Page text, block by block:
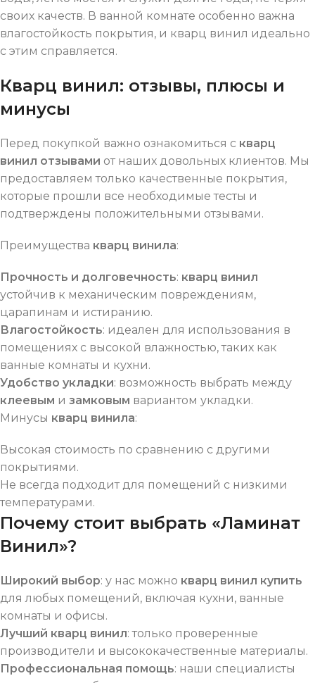
своих качеств. В ванной комнате особенно важна
влагостойкость покрытия, и кварц винил идеально
с этим справляется.
Кварц винил: отзывы, плюсы и
минусы
Перед покупкой важно ознакомиться с кварц
винил отзывами от наших довольных клиентов. Мы
предоставляем только качественные покрытия,
которые прошли все необходимые тесты и
подтверждены положительными отзывами.
Преимущества кварц винила:
Прочность и долговечность: кварц винил
устойчив к механическим повреждениям,
царапинам и истиранию.
Влагостойкость: идеален для использования в
помещениях с высокой влажностью, таких как
ванные комнаты и кухни.
Удобство укладки: возможность выбрать между
клеевым и замковым вариантом укладки.
Минусы кварц винила:
Высокая стоимость по сравнению с другими
покрытиями.
Не всегда подходит для помещений с низкими
температурами.
Почему стоит выбрать «Ламинат
Винил»?
Широкий выбор: у нас можно кварц винил купить
для любых помещений, включая кухни, ванные
комнаты и офисы.
Лучший кварц винил: только проверенные
производители и высококачественные материалы.
Профессиональная помощь: наши специалисты